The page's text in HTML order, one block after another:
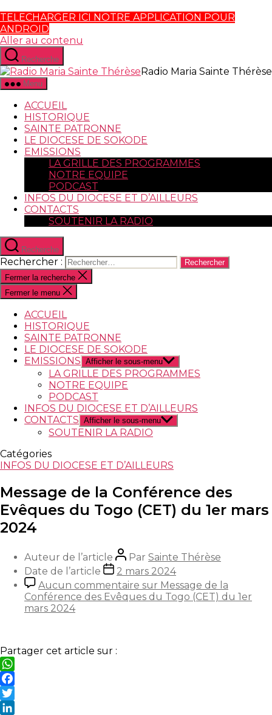
TELECHARGER ICI NOTRE APPLICATION POUR
ANDROID
Aller au contenu
Recherche
Radio Maria Sainte Thérèse
Menu
ACCUEIL
HISTORIQUE
SAINTE PATRONNE
LE DIOCESE DE SOKODE
EMISSIONS
LA GRILLE DES PROGRAMMES
NOTRE EQUIPE
PODCAST
INFOS DU DIOCESE ET D’AILLEURS
CONTACTS
SOUTENIR LA RADIO
Recherche
Rechercher :
Fermer la recherche
Fermer le menu
ACCUEIL
HISTORIQUE
SAINTE PATRONNE
LE DIOCESE DE SOKODE
EMISSIONS Afficher le sous-menu
LA GRILLE DES PROGRAMMES
NOTRE EQUIPE
PODCAST
INFOS DU DIOCESE ET D’AILLEURS
CONTACTS Afficher le sous-menu
SOUTENIR LA RADIO
Catégories
INFOS DU DIOCESE ET D’AILLEURS
Message de la Conférence des
Evêques du Togo (CET) du 1er mars
2024
Auteur de l’article Par Sainte Thérèse
Date de l’article
2 mars 2024
Aucun commentaire sur Message de la
Conférence des Evêques du Togo (CET) du 1er
mars 2024
Partager cet article sur :
WhatsApp
Facebook
Twitter